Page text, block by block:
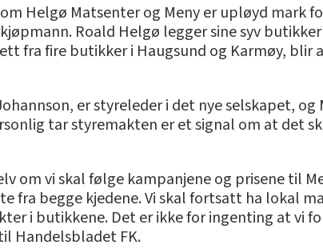
Helgø Matsenter og Meny er upløyd mark
Roald Helgø legger sine syv
fra fire butikker i Haugsund og Karmøy,
er styreleder i det nye selskapet, og
tar styremakten er et signal om at det
om vi skal følge kampanjene og prisene til
fra begge kjedene. Vi skal fortsatt ha lokal
i butikkene. Det er ikke for ingenting at vi
Handelsbladet FK.